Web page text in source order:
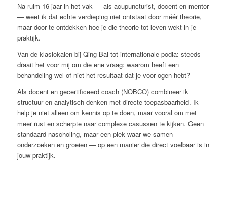
Na ruim 16 jaar in het vak — als acupuncturist, docent en mentor
— weet ik dat echte verdieping niet ontstaat door méér theorie,
maar door te ontdekken hoe je die theorie tot leven wekt in je
praktijk.
Van de klaslokalen bij Qing Bai tot internationale podia: steeds
draait het voor mij om die ene vraag: waarom heeft een
behandeling wel of niet het resultaat dat je voor ogen hebt?
Als docent en gecertificeerd coach (NOBCO) combineer ik
structuur en analytisch denken met directe toepasbaarheid. Ik
help je niet alleen om kennis op te doen, maar vooral om met
meer rust en scherpte naar complexe casussen te kijken. Geen
standaard nascholing, maar een plek waar we samen
onderzoeken en groeien — op een manier die direct voelbaar is in
jouw praktijk.